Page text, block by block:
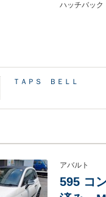
ハッチバック
ＴＡＰＳ ＢＥＬＬ
アバルト
595 コ